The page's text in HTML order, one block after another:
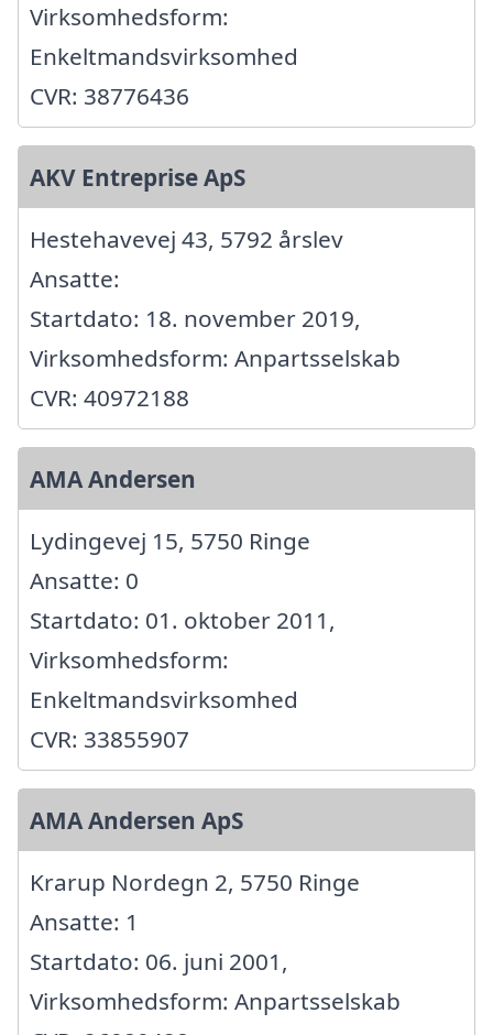
Virksomhedsform:
Enkeltmandsvirksomhed
CVR: 38776436
AKV Entreprise ApS
Hestehavevej 43, 5792 årslev
Ansatte:
Startdato: 18. november 2019,
Virksomhedsform: Anpartsselskab
CVR: 40972188
AMA Andersen
Lydingevej 15, 5750 Ringe
Ansatte: 0
Startdato: 01. oktober 2011,
Virksomhedsform:
Enkeltmandsvirksomhed
CVR: 33855907
AMA Andersen ApS
Krarup Nordegn 2, 5750 Ringe
Ansatte: 1
Startdato: 06. juni 2001,
Virksomhedsform: Anpartsselskab